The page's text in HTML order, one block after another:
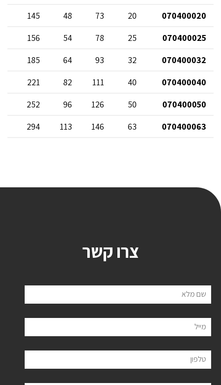
070400020
20
73
48
145
070400025
25
78
54
156
070400032
32
93
64
185
070400040
40
111
82
221
070400050
50
126
96
252
070400063
63
146
113
294
צרו קשר
שם מלא
מייל
טלפון